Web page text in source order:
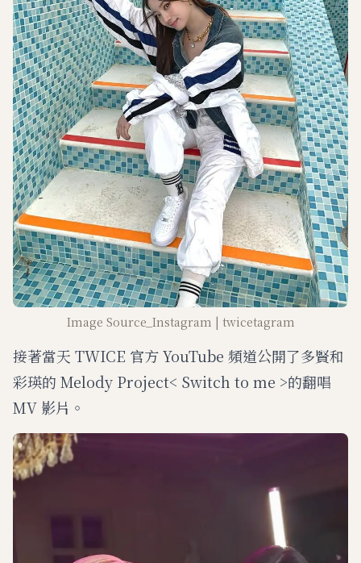
Image Source_Instagram | twicetagram
接著當天 TWICE 官方 YouTube 頻道公開了多賢和
彩瑛的 Melody Project< Switch to me >的翻唱
MV 影片。